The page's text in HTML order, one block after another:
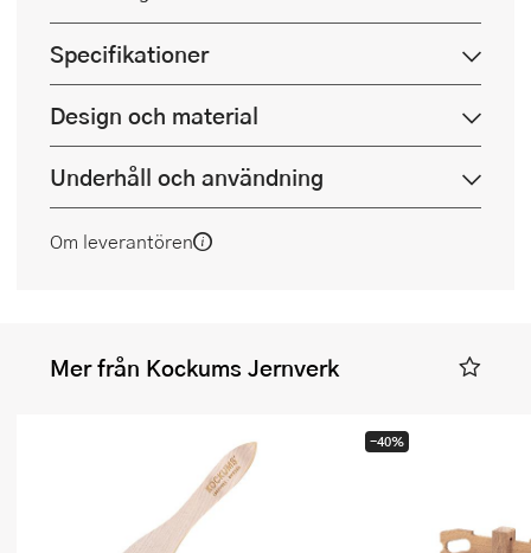
Specifikationer
Design och material
Underhåll och användning
Om leverantören
Mer från Kockums Jernverk
-40%